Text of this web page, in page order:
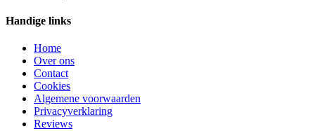
Handige links
Home
Over ons
Contact
Cookies
Algemene voorwaarden
Privacyverklaring
Reviews